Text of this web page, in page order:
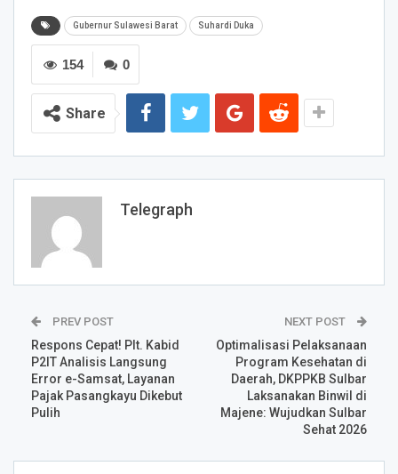
Gubernur Sulawesi Barat Suhardi Duka
0
154
Share
Telegraph
PREV POST
Respons Cepat! Plt. Kabid
P2IT Analisis Langsung
Error e-Samsat, Layanan
Pajak Pasangkayu Dikebut
Pulih
NEXT POST
Optimalisasi Pelaksanaan
Program Kesehatan di
Daerah, DKPPKB Sulbar
Laksanakan Binwil di
Majene: Wujudkan Sulbar
Sehat 2026